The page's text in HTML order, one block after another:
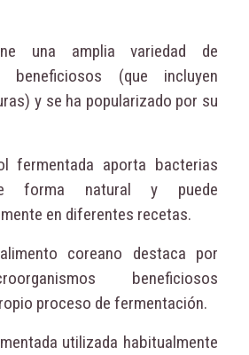
una amplia variedad de
beneficiosos (que incluyen
y se ha popularizado por su
fermentada aporta bacterias
forma natural y puede
en diferentes recetas.
coreano destaca por
beneficiosos
proceso de fermentación.
utilizada habitualmente